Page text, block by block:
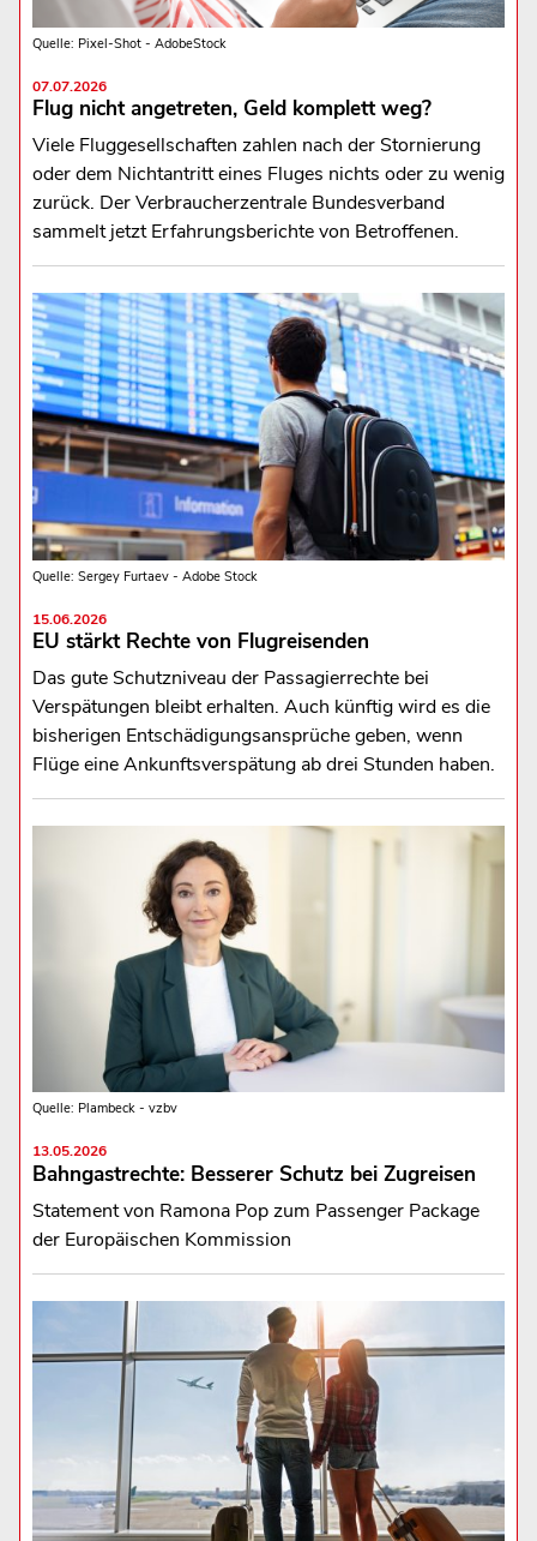
Quelle: Pixel-Shot - AdobeStock
07.07.2026
Flug nicht angetreten, Geld komplett weg?
Viele Fluggesellschaften zahlen nach der Stornierung
oder dem Nichtantritt eines Fluges nichts oder zu wenig
zurück. Der Verbraucherzentrale Bundesverband
sammelt jetzt Erfahrungsberichte von Betroffenen.
Quelle: Sergey Furtaev - Adobe Stock
15.06.2026
EU stärkt Rechte von Flugreisenden
Das gute Schutzniveau der Passagierrechte bei
Verspätungen bleibt erhalten. Auch künftig wird es die
bisherigen Entschädigungsansprüche geben, wenn
Flüge eine Ankunftsverspätung ab drei Stunden haben.
Quelle: Plambeck - vzbv
13.05.2026
Bahngastrechte: Besserer Schutz bei Zugreisen
Statement von Ramona Pop zum Passenger Package
der Europäischen Kommission